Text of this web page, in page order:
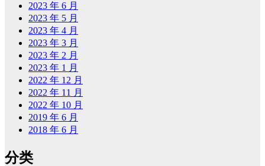
2023 年 6 月
2023 年 5 月
2023 年 4 月
2023 年 3 月
2023 年 2 月
2023 年 1 月
2022 年 12 月
2022 年 11 月
2022 年 10 月
2019 年 6 月
2018 年 6 月
分类